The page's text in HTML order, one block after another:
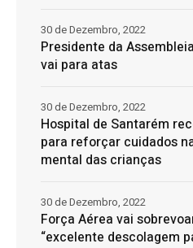
Presidente da
vai para atas
30 de Dezembro, 2022
Hospital de Santarém
para reforçar cuidados
mental das crianças
30 de Dezembro, 2022
Força Aérea vai
“excelente descolagem
30 de Dezembro, 2022